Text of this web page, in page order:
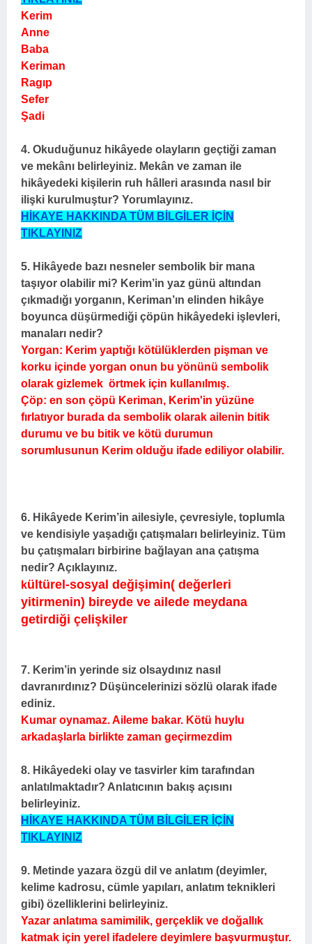
Kerim
Anne
Baba
Keriman
Ragıp
Sefer
Şadi
4. Okuduğunuz hikâyede olayların geçtiği zaman
ve mekânı belirleyiniz. Mekân ve zaman ile
hikâyedeki kişilerin ruh hâlleri arasında nasıl bir
ilişki kurulmuştur? Yorumlayınız.
HİKAYE HAKKINDA TÜM BİLGİLER İÇİN
TIKLAYINIZ
5. Hikâyede bazı nesneler sembolik bir mana
taşıyor olabilir mi? Kerim’in yaz günü altından
çıkmadığı yorganın, Keriman’ın elinden hikâye
boyunca düşürmediği çöpün hikâyedeki işlevleri,
manaları nedir?
Yorgan: Kerim yaptığı kötülüklerden pişman ve
korku içinde yorgan onun bu yönünü sembolik
olarak gizlemek örtmek için kullanılmış.
Çöp: en son çöpü Keriman, Kerim'in yüzüne
fırlatıyor burada da sembolik olarak ailenin bitik
durumu ve bu bitik ve kötü durumun
sorumlusunun Kerim olduğu ifade ediliyor olabilir.
6. Hikâyede Kerim’in ailesiyle, çevresiyle, toplumla
ve kendisiyle yaşadığı çatışmaları belirleyiniz. Tüm
bu çatışmaları birbirine bağlayan ana çatışma
nedir? Açıklayınız.
kültürel-sosyal değişimin( değerleri
yitirmenin) bireyde ve ailede meydana
getirdiği çelişkiler
7. Kerim’in yerinde siz olsaydınız nasıl
davranırdınız? Düşüncelerinizi sözlü olarak ifade
ediniz.
Kumar oynamaz. Aileme bakar. Kötü huylu
arkadaşlarla birlikte zaman geçirmezdim
8. Hikâyedeki olay ve tasvirler kim tarafından
anlatılmaktadır? Anlatıcının bakış açısını
belirleyiniz.
HİKAYE HAKKINDA TÜM BİLGİLER İÇİN
TIKLAYINIZ
9. Metinde yazara özgü dil ve anlatım (deyimler,
kelime kadrosu, cümle yapıları, anlatım teknikleri
gibi) özelliklerini belirleyiniz.
Yazar anlatıma samimilik, gerçeklik ve doğallık
katmak için yerel ifadelere deyimlere başvurmuştur.